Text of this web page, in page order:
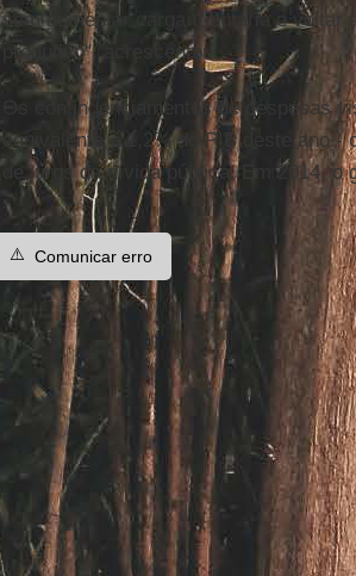
sem aumentar carga tributária e voltar
produtivo", acrescentou.
Os contingenciamentos de despesas
equivalente a 1,2% do PIB deste ano -
de juros da dívida pública. Em 2014, o
⚠️ Comunicar erro